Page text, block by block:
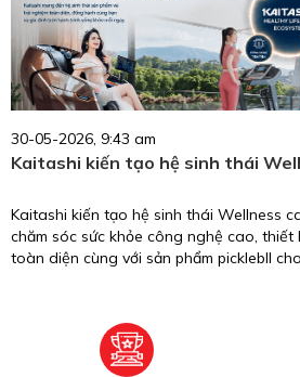
30-05-2026, 9:43 am
Kaitashi kiến tạo hệ sinh thái
Kaitashi kiến tạo hệ sinh thái Wellness
chăm sóc sức khỏe công nghệ cao, thiết
toàn diện cùng với sản phẩm picklebll